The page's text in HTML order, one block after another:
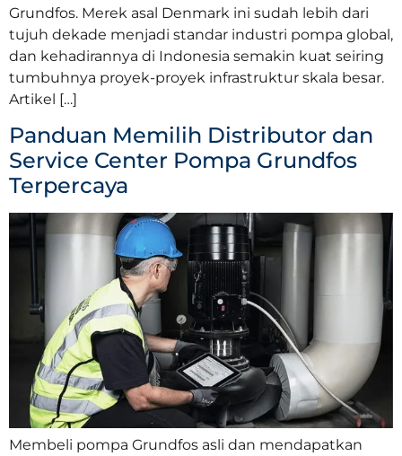
Grundfos. Merek asal Denmark ini sudah lebih dari
tujuh dekade menjadi standar industri pompa global,
dan kehadirannya di Indonesia semakin kuat seiring
tumbuhnya proyek-proyek infrastruktur skala besar.
Artikel […]
Panduan Memilih Distributor dan
Service Center Pompa Grundfos
Terpercaya
Membeli pompa Grundfos asli dan mendapatkan